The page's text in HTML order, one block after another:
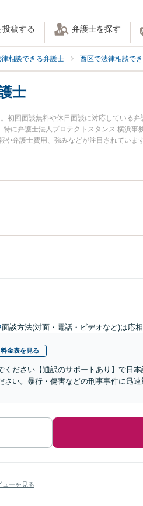
稿する 弁護士を探す
相談できる弁護士 西区で法律相談で
士
初回面談無料や休日面談に対応している
に弁護士法人プロテクトスタンス 横浜
弁護士費用、強みなどが注目されてい
績豊富な近くの弁護士を検索したい』『
面談方法(対面・電話・ビデオなど)は応
料金表を見る
ください【通訳のサポートあり】で日
さい。暴行・傷害などの刑事事件に迅
ューを見る